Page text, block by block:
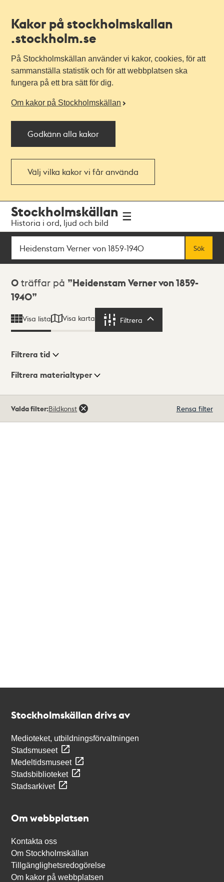
Kakor på stockholmskallan
.stockholm.se
På Stockholmskällan använder vi kakor, cookies, för att
sammanställa statistik och för att webbplatsen ska
fungera på ett bra sätt för dig.
Om kakor på Stockholmskällan
Godkänn alla kakor
Välj vilka kakor vi får använda
navigationen
huvudinnehållet
Stockholmskällan
Historia i ord, ljud och bild
Sök
Sök
Sökresultat
0 träffar på
Heidenstam Verner von 1859-
1940
Visa lista Visa karta Filtrera
Visningsläge
Filtrera tid
Filtrera materialtyper
träffar
Valda filter:Bildkonst Rensa filter
Stockholmskällan drivs av
Medioteket, utbildningsförvaltningen
Stadsmuseet
Medeltidsmuseet
Stadsbiblioteket
Stadsarkivet
Om webbplatsen
Kontakta oss
Om Stockholmskällan
Tillgänglighetsredogörelse
Om kakor på webbplatsen